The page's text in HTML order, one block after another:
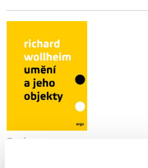
Správy
Co je umění podle